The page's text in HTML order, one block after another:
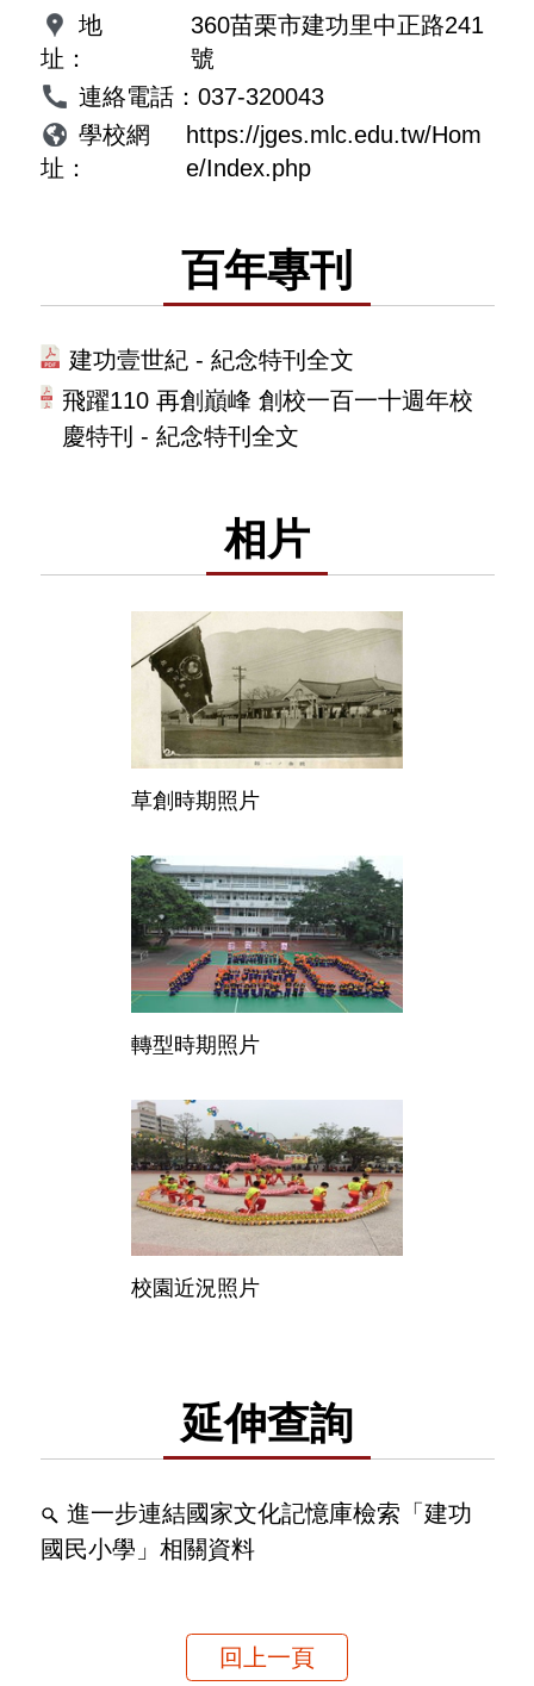
地
址：
360苗栗市建功里中正路241
號
連絡電話： 037-320043
學校網
址：
https://jges.mlc.edu.tw/Hom
e/Index.php
百年專刊
建功壹世紀 - 紀念特刊全文
飛躍110 再創巔峰 創校一百一十週年校
慶特刊 - 紀念特刊全文
相片
草創時期照片
轉型時期照片
校園近況照片
延伸查詢
進一步連結國家文化記憶庫檢索「建功
國民小學」相關資料
回上一頁